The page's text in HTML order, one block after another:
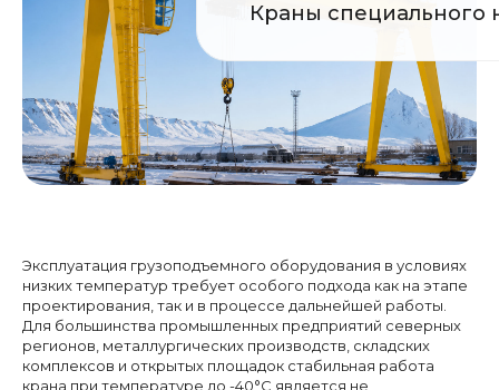
Эксплуатация грузоподъемного оборудования в условиях
низких температур требует особого подхода как на этапе
проектирования, так и в процессе дальнейшей работы.
Для большинства промышленных предприятий северных
регионов, металлургических производств, складских
комплексов и открытых площадок стабильная работа
крана при температуре до -40°C является не